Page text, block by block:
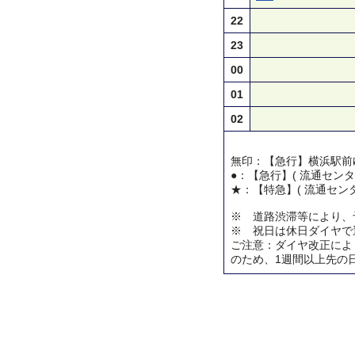
22
23
00
01
02
無印：【急行】横浜駅前
●：【急行】( 流通セン
★：【特急】( 流通セン
※ 道路渋滞等により、
※ 祝日は休日ダイヤで
ご注意：ダイヤ改正に
のため、1週間以上先の